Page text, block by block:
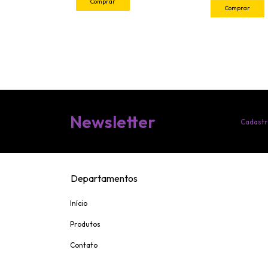
Comprar
Newsletter
Departamentos
Início
Produtos
Contato